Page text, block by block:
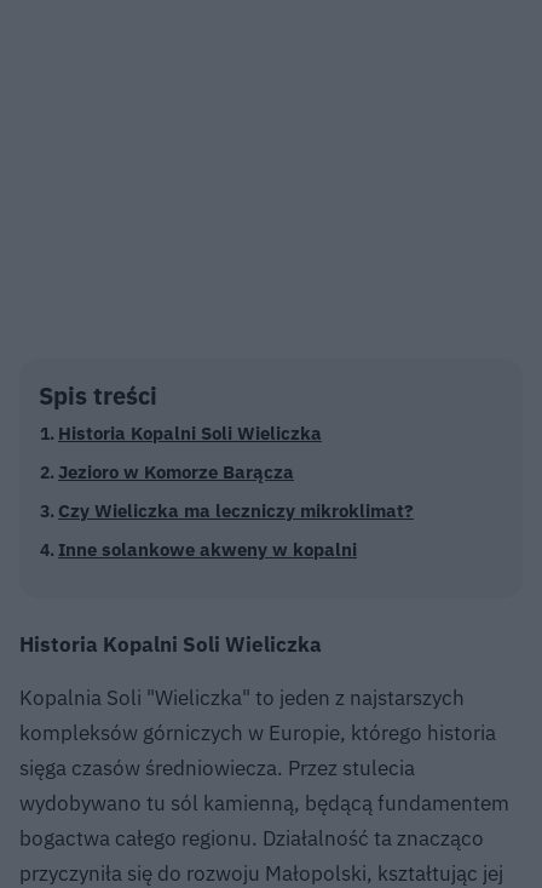
Spis treści
Historia Kopalni Soli Wieliczka
Jezioro w Komorze Barącza
Czy Wieliczka ma leczniczy mikroklimat?
Inne solankowe akweny w kopalni
Historia Kopalni Soli Wieliczka
Kopalnia Soli "Wieliczka" to jeden z najstarszych
kompleksów górniczych w Europie, którego historia
sięga czasów średniowiecza. Przez stulecia
wydobywano tu sól kamienną, będącą fundamentem
bogactwa całego regionu. Działalność ta znacząco
przyczyniła się do rozwoju Małopolski, kształtując jej